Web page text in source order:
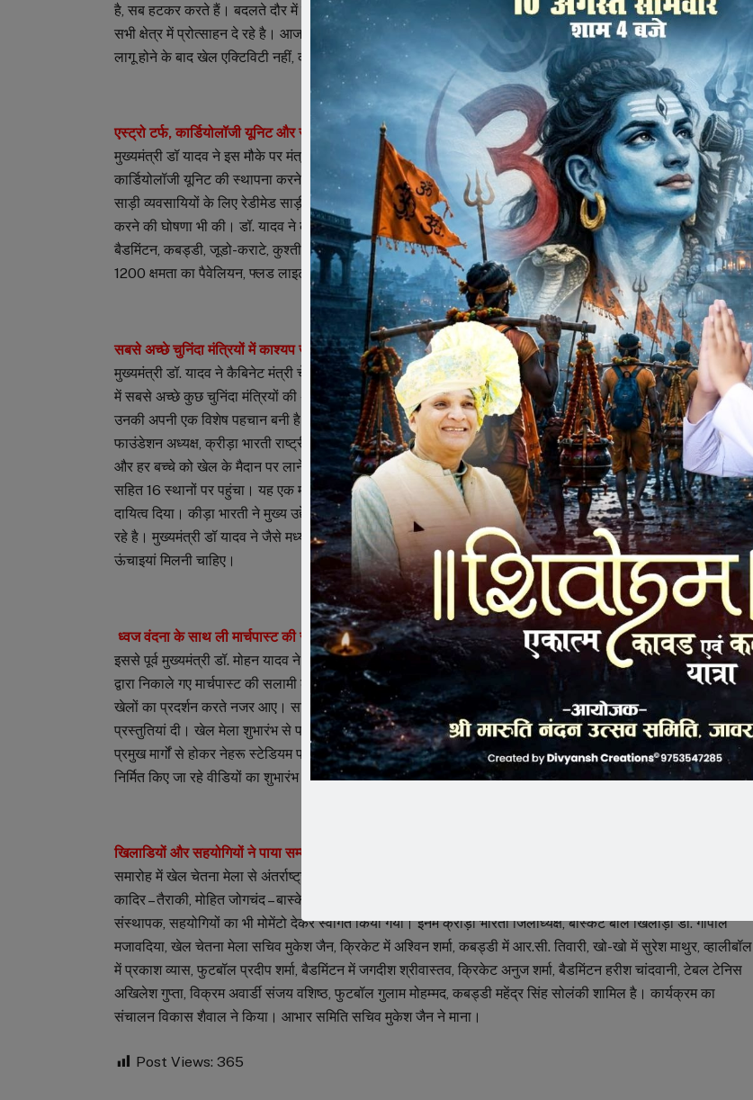
है, सब हटकर करते हैं। बदलते दौर में रतलाम खेल में अलग पहचान बना रहा है। यशस्वी प्रधानमंत्री श्री नरेंद्र मोदी समान रूप से
सभी क्षेत्र में प्रोत्साहन दे रहे है। आजादी के बाद पहली बार खेल में 586 करोड़ का बजट किया है। खेल नीति और शिक्षा नीति
लागू होने के बाद खेल एक्टिविटी नहीं, कोर्स का हिस्सा बन गया है।
एस्ट्रो टर्फ, कार्डियोलॉजी यूनिट और साड़ी क्लस्टर की घोषणा –
मुख्यमंत्री डॉ यादव ने इस मौके पर मंत्री श्री काश्यप की मांग पर हॉकी के लिए एस्ट्रो टर्फ, रतलाम मेडिकल कॉलेज में
कार्डियोलॉजी यूनिट की स्थापना करने की घोषणा की, जहां हार्ट से संबंधित सभी प्रकार के ऑपरेशन हो सकेंगे। उन्होने रतलाम में
साड़ी व्यवसायियों के लिए रेडीमेड साड़ी का क्लस्टर बनाने और महिलाओं को रोजगार से जोड़ने के लिए साड़ी बनाने की ईकाई शुरू
करने की घोषणा भी की। डॉ. यादव ने कहा कि रतलाम में 15 करोड़ की लागत से इंटीग्रेटेड स्पोर्ट्स काम्प्लेक्स बन रहा है। ं जहां
बैडमिंटन, कबड्डी, जूडो-कराटे, कुश्ती मलखंब जैसे इनडोर खेल हो सकेंगे। यहां 400 मीटर का सिंथेटिक ट्रैक भी बन रहा है।
1200 क्षमता का पैवेलियन, फ्लड लाइट, सुविधा युक्त जिम, ओलंपिक स्टैंडर्ड का एस्ट्रो टर्फ हॉकी ग्राउंड तैयार हो रहा है।
सबसे अच्छे चुनिंदा मंत्रियों में काश्यप जी शामिल – मुख्यमंत्री
मुख्यमंत्री डॉ. यादव ने कैबिनेट मंत्री चेतन्य काश्यप की कार्यशैली की प्रशंसा करते हुए कहा कि मंत्रिमंडल के हमारे सभी साथियों
में सबसे अच्छे कुछ चुनिंदा मंत्रियों की अगर मैं कतार बनाऊ, तो काश्यप जी उसमें सबसे अच्छी स्थिति में है। कामों के आधार पर
उनकी अपनी एक विशेष पहचान बनी है। चेतन्य जी का जैसा मन है, वैसा काम है, वैसा नाम है, यह चेतना सबमें फैलती रहे। आरंभ में
फाउंडेशन अध्यक्ष, क्रीड़ा भारती राष्ट्रीय कार्याध्यक्ष एवं कैबिनेट मंत्री चेतन्य काश्यप ने कहा कि खेलों को गांव-गांव तक ले जाने
और हर बच्चे को खेल के मैदान पर लाने के उद्देश्य से 25 वर्ष पूर्व खेल मेला की शुरुआत की थी। उसके बाद यह मंदसौर, नीमच
सहित 16 स्थानों पर पहुंचा। यह एक महत्वपूर्ण उपलब्धि खेल मेले को प्राप्त हुई कि राष्ट्रीय स्वयं सेवक संघ ने मुझे कीड़ा भारती का
दायित्व दिया। कीड़ा भारती ने मुख्य उद्देश्यों में खेल मेलो को शामिल किया और आज देश के कई स्थानों पर खेल मेला के आयोजन हो
रहे है। मुख्यमंत्री डॉ यादव ने जैसे मध्य प्रदेश में उद्योगों के लिए वातावरण बनाया है, वैसे ही खेल जगत को भी उनके नेतृत्व में नई
ऊंचाइयां मिलनी चाहिए।
ध्वज वंदना के साथ ली मार्चपास्ट की सलामी –
इससे पूर्व मुख्यमंत्री डॉ. मोहन यादव ने खेल चेतना मेला का ध्वज वंदन कर शुभारंभ की विधिवत घोषणा की और स्कूली विद्यार्थियों
द्वारा निकाले गए मार्चपास्ट की सलामी ली। मार्चपास्ट के दौरान स्कूलों की झांकियां में खिलाड़ी कुश्ती, खो-खो, मलखंब सहित अन्य
खेलों का प्रदर्शन करते नजर आए। सांई श्री इंटरनेशनल एवं श्री गुरू तेगबहादुर स्कूल के विद्यार्थियों ने मनमोहक सांस्कृतिक
प्रस्तुतियां दी। खेल मेला शुभारंभ से पहले शासकीय कला एवं विज्ञान महाविद्यालय से खेल चेतना मेला रैली निकली, जो शहर के
प्रमुख मार्गों से होकर नेहरू स्टेडियम पहुंची। समारोह में मुख्यमंत्री जी ने स्वच्छता अभियान के संदर्भ में महापौर श्री पटेल द्वारा
निर्मित किए जा रहे वीडियों का शुभारंभ किया।
खिलाडियों और सहयोगियों ने पाया सम्मान –
समारोह में खेल चेतना मेला से अंतर्राष्ट्रीय स्तर पर देश का नाम रोशन करने वाले खिलाड़ी प्रकाश मिश्रा – बास्केटबॉल, अब्दुल
कादिर – तैराकी, मोहित जोगचंद – बास्केटबॉल का मुख्यमंत्री ने सम्मान किया। 25 वर्षों से लगातार खेल चेतना मेला से जुड़े हुए
संस्थापक, सहयोगियों का भी मोमेंटो देकर स्वागत किया गया। इनमें क्रीड़ा भारती जिलाध्यक्ष, बास्केट बॉल खिलाड़ी डॉ. गोपाल
मजावदिया, खेल चेतना मेला सचिव मुकेश जैन, क्रिकेट में अश्विन शर्मा, कबड्डी में आर.सी. तिवारी, खो-खो में सुरेश माथुर, व्हालीबॉल
में प्रकाश व्यास, फुटबॉल प्रदीप शर्मा, बैडमिंटन में जगदीश श्रीवास्तव, क्रिकेट अनुज शर्मा, बैडमिंटन हरीश चांदवानी, टेबल टेनिस
अखिलेश गुप्ता, विक्रम अवार्डी संजय वशिष्ठ, फुटबॉल गुलाम मोहम्मद, कबड्डी महेंद्र सिंह सोलंकी शामिल है। कार्यक्रम का
संचालन विकास शैवाल ने किया। आभार समिति सचिव मुकेश जैन ने माना।
Post Views: 365